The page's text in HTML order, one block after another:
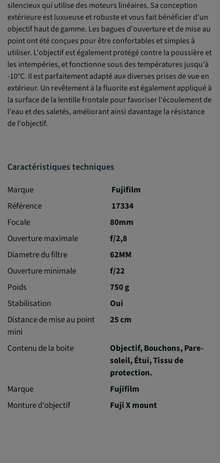
silencieux qui utilise des moteurs linéaires. Sa conception
extérieure est luxueuse et robuste et vous fait bénéficier d'un
objectif haut de gamme. Les bagues d'ouverture et de mise au
point ont été conçues pour être confortables et simples à
utiliser. L'objectif est également protégé contre la poussière et
les intempéries, et fonctionne sous des températures jusqu'à
-10°C. Il est parfaitement adapté aux diverses prises de vue en
extérieur. Un revêtement à la fluorite est également appliqué à
la surface de la lentille frontale pour favoriser l'écoulement de
l'eau et des saletés, améliorant ainsi davantage la résistance
de l'objectif.
Caractéristiques techniques
Marque
Fujifilm
Référence
17334
Focale
80mm
Ouverture maximale
f/2,8
Diametre du filtre
62MM
Ouverture minimale
f/22
Poids
750 g
Stabilisation
Oui
Distance de mise au point
mini
25 cm
Contenu de la boite
Objectif, Bouchons, Pare-
soleil, Étui, Tissu de
protection.
Marque
Fujifilm
Monture d'objectif
Fuji X mount